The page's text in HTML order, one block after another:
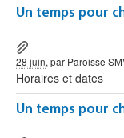
Un temps pour
28 juin, par Paroisse
Horaires et dates
Un temps pour